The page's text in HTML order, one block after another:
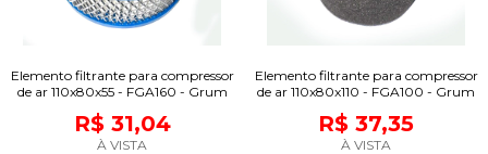
Elemento filtrante para compressor
de ar 110x80x55 - FGA160 - Grum
R$ 31,04
À VISTA
Elemento filtrante para compressor
de ar 110x80x110 - FGA100 - Grum
R$ 37,35
À VISTA